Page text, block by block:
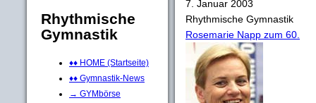
Rhythmische
Gymnastik
♦♦ HOME (Startseite)
♦♦ Gymnastik-News
→ GYMbörse
7. Januar 2003
Rhythmische Gymnastik
Rosemarie Napp zum 60.